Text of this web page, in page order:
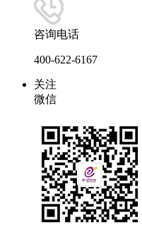
咨询电话
400-622-6167
关注
微信